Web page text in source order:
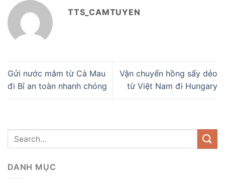
TTS_CAMTUYEN
Gửi nước mắm từ Cà Mau
đi Bỉ an toàn nhanh chóng
Vận chuyển hồng sấy dẻo
từ Việt Nam đi Hungary
DANH MỤC